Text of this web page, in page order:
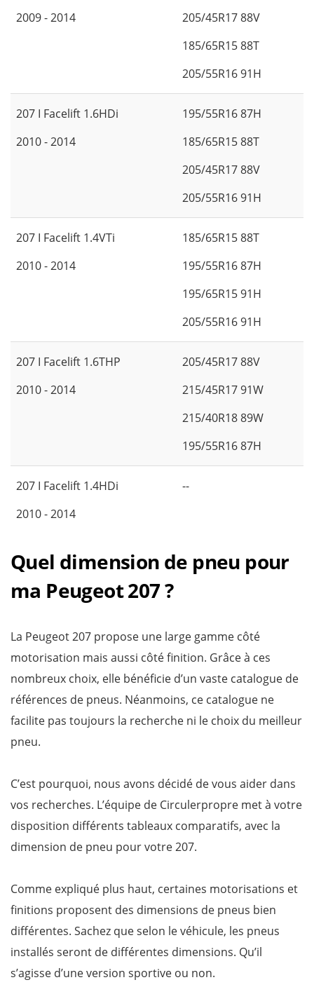
2009 - 2014
205/45R17 88V
185/65R15 88T
205/55R16 91H
207 I Facelift 1.6HDi
2010 - 2014
195/55R16 87H
185/65R15 88T
205/45R17 88V
205/55R16 91H
207 I Facelift 1.4VTi
2010 - 2014
185/65R15 88T
195/55R16 87H
195/65R15 91H
205/55R16 91H
207 I Facelift 1.6THP
2010 - 2014
205/45R17 88V
215/45R17 91W
215/40R18 89W
195/55R16 87H
207 I Facelift 1.4HDi
2010 - 2014
--
Quel dimension de pneu pour
ma Peugeot 207 ?
La Peugeot 207 propose une large gamme côté
motorisation mais aussi côté finition. Grâce à ces
nombreux choix, elle bénéficie d’un vaste catalogue de
références de pneus. Néanmoins, ce catalogue ne
facilite pas toujours la recherche ni le choix du meilleur
pneu.
C’est pourquoi, nous avons décidé de vous aider dans
vos recherches. L’équipe de Circulerpropre met à votre
disposition différents tableaux comparatifs, avec la
dimension de pneu pour votre 207.
Comme expliqué plus haut, certaines motorisations et
finitions proposent des dimensions de pneus bien
différentes. Sachez que selon le véhicule, les pneus
installés seront de différentes dimensions. Qu’il
s’agisse d’une version sportive ou non.